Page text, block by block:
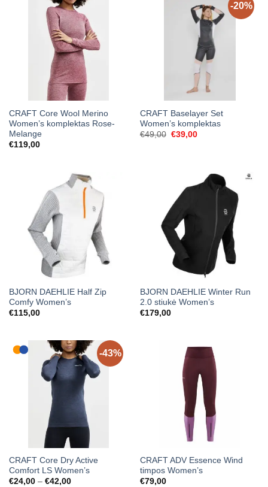
CRAFT Core Wool Merino
Women’s komplektas Rose-
Melange
€119,00
-20%
CRAFT Baselayer Set
Women’s komplektas
€49,00 Original
€39,00Current
BJORN DAEHLIE Half Zip
Comfy Women’s
€115,00
BJORN DAEHLIE Winter Run
2.0 stiukė Women’s
€179,00
-43%
CRAFT Core Dry Active
Comfort LS Women’s
€24,00 – €42,00Price
CRAFT ADV Essence Wind
timpos Women’s
€79,00